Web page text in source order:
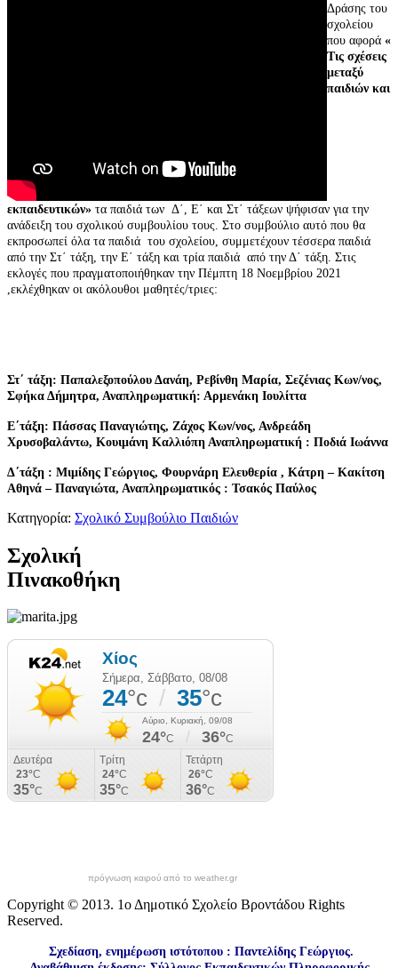
Δράσης του
σχολείου
που αφορά «
Τις σχέσεις
μεταξύ
παιδιών και
εκπαιδευτικών» τα παιδιά των Δ΄, Ε΄ και Στ΄ τάξεων ψήφισαν για την
ανάδειξη του σχολικού συμβουλίου τους. Στο συμβούλιο αυτό που θα
εκπροσωπεί όλα τα παιδιά του σχολείου, συμμετέχουν τέσσερα παιδιά
από την Στ΄ τάξη, την Ε΄ τάξη και τρία παιδιά από την Δ΄ τάξη. Στις
εκλογές που πραγματοποιήθηκαν την Πέμπτη 18 Νοεμβρίου 2021
,εκλέχθηκαν οι ακόλουθοι μαθητές/τριες:
Στ΄ τάξη: Παπαλεξοπούλου Δανάη, Ρεβίνθη Μαρία, Σεζένιας Κων/νος,
Σφήκα Δήμητρα, Αναπληρωματική: Αρμενάκη Ιουλίττα
Ε΄τάξη: Πάσσας Παναγιώτης, Ζάχος Κων/νος, Ανδρεάδη
Χρυσοβαλάντω, Κουιμάνη Καλλιόπη Αναπληρωματική : Ποδιά Ιωάννα
Δ΄τάξη : Μιμίδης Γεώργιος, Φουρνάρη Ελευθερία , Κάτρη – Κακίτση
Αθηνά – Παναγιώτα, Αναπληρωματικός : Τσακός Παύλος
Κατηγορία: Σχολικό Συμβούλιο Παιδιών
Σχολική
Πινακοθήκη
πρόγνωση καιρού από το weather.gr
Copyright © 2013. 1ο Δημοτικό Σχολείο Βροντάδου Rights
Reserved.
Σχεδίαση, ενημέρωση ιστότοπου : Παντελίδης Γεώργιος.